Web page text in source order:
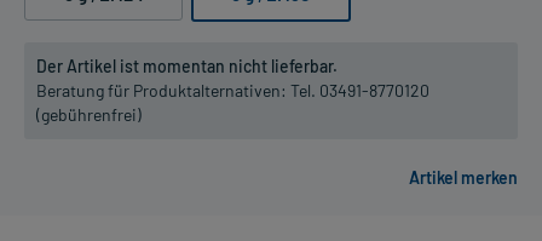
Der Artikel ist momentan nicht lieferbar.
Beratung für Produktalternativen: Tel. 03491-8770120
(gebührenfrei)